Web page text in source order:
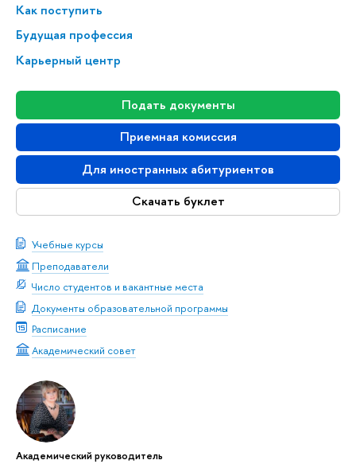
Как поступить
Будущая профессия
Карьерный центр
Подать документы
Приемная комиссия
Для иностранных абитуриентов
Скачать буклет
Учебные курсы
Преподаватели
Число студентов и вакантные места
Документы образовательной программы
Расписание
Академический совет
Академический руководитель